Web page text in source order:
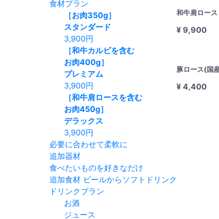
和牛肩ロー
¥ 9,900
豚ロース(国
¥ 4,400
食材プラン
［お肉350g］
スタンダード
3,900円
［和牛カルビを含む
お肉400g］
プレミアム
3,900円
［和牛肩ロースを含む
お肉450g］
デラックス
3,900円
必要に合わせて柔軟に
追加器材
食べたいものを好きなだけ
追加食材 ビールからソフトドリンク
ドリンクプラン
お酒
ジュース